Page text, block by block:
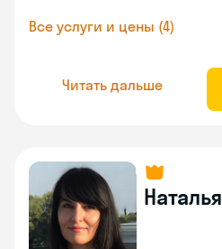
Все услуги и цены (4)
Читать дальше
Наталья